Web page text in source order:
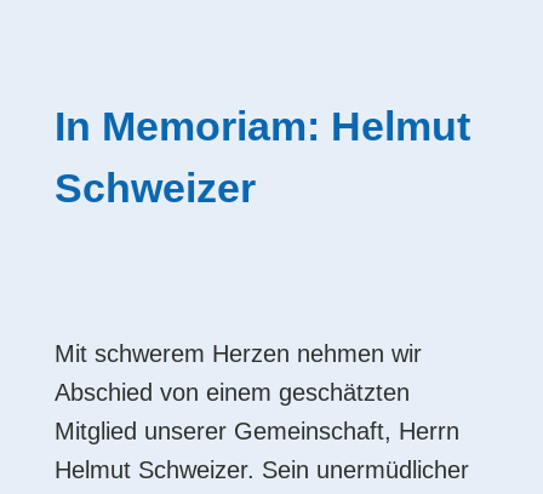
In Memoriam: Helmut
Schweizer
Mit schwerem Herzen nehmen wir
Abschied von einem geschätzten
Mitglied unserer Gemeinschaft, Herrn
Helmut Schweizer. Sein unermüdlicher